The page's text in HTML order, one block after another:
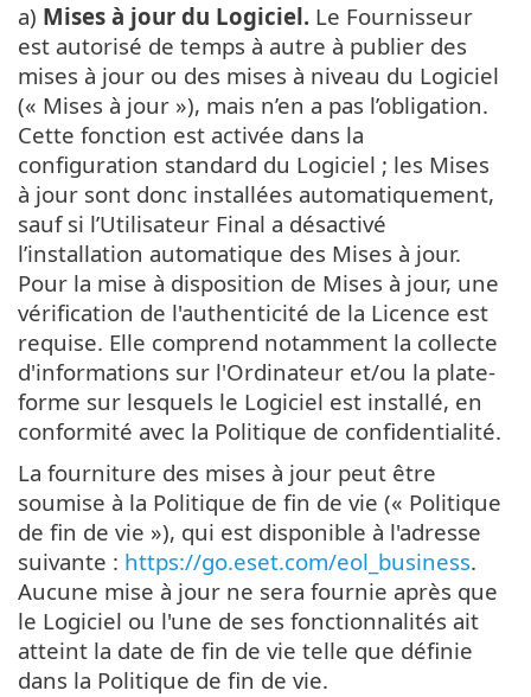
a) Mises à jour du Logiciel. Le Fournisseur
est autorisé de temps à autre à publier des
mises à jour ou des mises à niveau du Logiciel
(« Mises à jour »), mais n’en a pas l’obligation.
Cette fonction est activée dans la
configuration standard du Logiciel ; les Mises
à jour sont donc installées automatiquement,
sauf si l’Utilisateur Final a désactivé
l’installation automatique des Mises à jour.
Pour la mise à disposition de Mises à jour, une
vérification de l'authenticité de la Licence est
requise. Elle comprend notamment la collecte
d'informations sur l'Ordinateur et/ou la plate-
forme sur lesquels le Logiciel est installé, en
conformité avec la Politique de confidentialité.
La fourniture des mises à jour peut être
soumise à la Politique de fin de vie (« Politique
de fin de vie »), qui est disponible à l'adresse
suivante : https://go.eset.com/eol_business.
Aucune mise à jour ne sera fournie après que
le Logiciel ou l'une de ses fonctionnalités ait
atteint la date de fin de vie telle que définie
dans la Politique de fin de vie.